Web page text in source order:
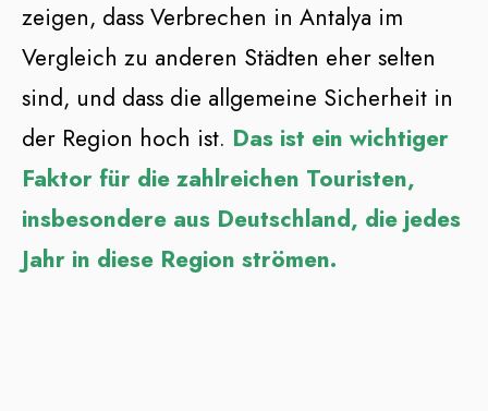
zeigen, dass Verbrechen in Antalya im
Vergleich zu anderen Städten eher selten
sind, und dass die allgemeine Sicherheit in
der Region hoch ist. Das ist ein wichtiger
Faktor für die zahlreichen Touristen,
insbesondere aus Deutschland, die jedes
Jahr in diese Region strömen.